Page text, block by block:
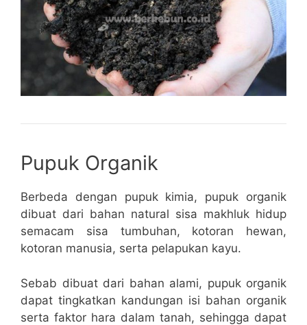
Pupuk Organik
Berbeda dengan pupuk kimia, pupuk organik
dibuat dari bahan natural sisa makhluk hidup
semacam sisa tumbuhan, kotoran hewan,
kotoran manusia, serta pelapukan kayu.
Sebab dibuat dari bahan alami, pupuk organik
dapat tingkatkan kandungan isi bahan organik
serta faktor hara dalam tanah, sehingga dapat